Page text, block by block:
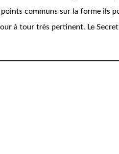
points communs sur la forme ils
à tour très pertinent. Le